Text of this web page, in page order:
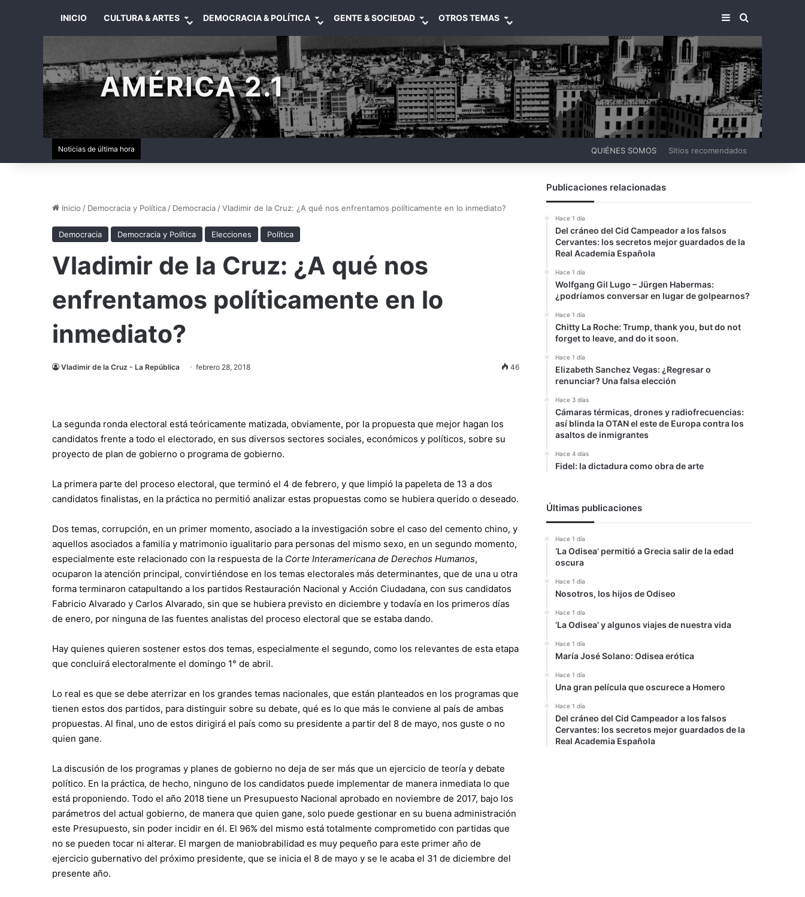
INICIO CULTURA & ARTES DEMOCRACIA & POLÍTICA GENTE & SOCIEDAD OTROS TEMAS BARRA LATERAL
BUSCAR
AMÉRICA 2.1
Noticias de última hora QUIÉNES SOMOS Sitios recomendados
Inicio / Democracia y Política / Democracia /Vladimir de la Cruz: ¿A qué nos enfrentamos políticamente en lo inmediato?
Democracia Democracia y Política Elecciones Política
Vladimir de la Cruz: ¿A qué nos
enfrentamos políticamente en lo
inmediato?
Vladimir de la Cruz - La República febrero 28, 2018 46
La segunda ronda electoral está teóricamente matizada, obviamente, por la propuesta que mejor hagan los
candidatos frente a todo el electorado, en sus diversos sectores sociales, económicos y políticos, sobre su
proyecto de plan de gobierno o programa de gobierno.
La primera parte del proceso electoral, que terminó el 4 de febrero, y que limpió la papeleta de 13 a dos
candidatos finalistas, en la práctica no permitió analizar estas propuestas como se hubiera querido o deseado.
Dos temas, corrupción, en un primer momento, asociado a la investigación sobre el caso del cemento chino, y
aquellos asociados a familia y matrimonio igualitario para personas del mismo sexo, en un segundo momento,
especialmente este relacionado con la respuesta de la Corte Interamericana de Derechos Humanos,
ocuparon la atención principal, convirtiéndose en los temas electorales más determinantes, que de una u otra
forma terminaron catapultando a los partidos Restauración Nacional y Acción Ciudadana, con sus candidatos
Fabricio Alvarado y Carlos Alvarado, sin que se hubiera previsto en diciembre y todavía en los primeros días
de enero, por ninguna de las fuentes analistas del proceso electoral que se estaba dando.
Hay quienes quieren sostener estos dos temas, especialmente el segundo, como los relevantes de esta etapa
que concluirá electoralmente el domingo 1° de abril.
Lo real es que se debe aterrizar en los grandes temas nacionales, que están planteados en los programas que
tienen estos dos partidos, para distinguir sobre su debate, qué es lo que más le conviene al país de ambas
propuestas. Al final, uno de estos dirigirá el país como su presidente a partir del 8 de mayo, nos guste o no
quien gane.
La discusión de los programas y planes de gobierno no deja de ser más que un ejercicio de teoría y debate
político. En la práctica, de hecho, ninguno de los candidatos puede implementar de manera inmediata lo que
está proponiendo. Todo el año 2018 tiene un Presupuesto Nacional aprobado en noviembre de 2017, bajo los
parámetros del actual gobierno, de manera que quien gane, solo puede gestionar en su buena administración
este Presupuesto, sin poder incidir en él. El 96% del mismo está totalmente comprometido con partidas que
no se pueden tocar ni alterar. El margen de maniobrabilidad es muy pequeño para este primer año de
ejercicio gubernativo del próximo presidente, que se inicia el 8 de mayo y se le acaba el 31 de diciembre del
presente año.
Publicaciones relacionadas
Hace 1 día
Del cráneo del Cid Campeador a los falsos
Cervantes: los secretos mejor guardados de la
Real Academia Española
Hace 1 día
Wolfgang Gil Lugo – Jürgen Habermas:
¿podríamos conversar en lugar de golpearnos?
Hace 1 día
Chitty La Roche: Trump, thank you, but do not
forget to leave, and do it soon.
Hace 1 día
Elizabeth Sanchez Vegas: ¿Regresar o
renunciar? Una falsa elección
Hace 3 días
Cámaras térmicas, drones y radiofrecuencias:
así blinda la OTAN el este de Europa contra los
asaltos de inmigrantes
Hace 4 días
Fidel: la dictadura como obra de arte
Últimas publicaciones
Hace 1 día
‘La Odisea’ permitió a Grecia salir de la edad
oscura
Hace 1 día
Nosotros, los hijos de Odiseo
Hace 1 día
‘La Odisea’ y algunos viajes de nuestra vida
Hace 1 día
María José Solano: Odisea erótica
Hace 1 día
Una gran película que oscurece a Homero
Hace 1 día
Del cráneo del Cid Campeador a los falsos
Cervantes: los secretos mejor guardados de la
Real Academia Española